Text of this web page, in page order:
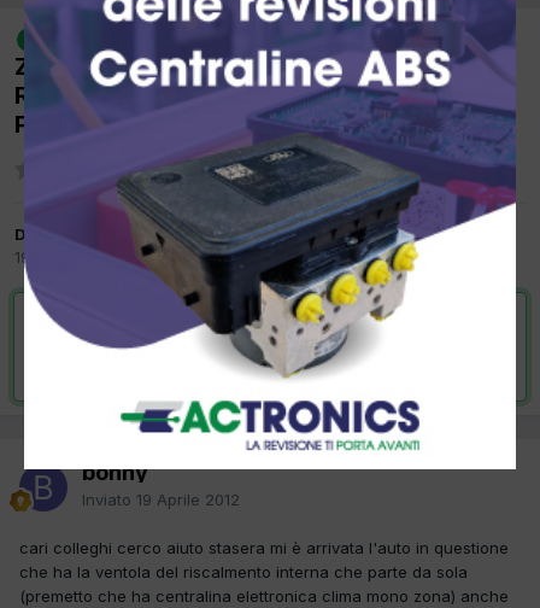
risolto
[OPEL MERIVA-A 05/2006 1700cc
Z17DTH 88Kw Diesel] VENTOLA
RISCALDAMENTO STERZANDO A DESTRA
PARTE ALL
Da bonny
19 Aprile 2012inClima
VAI ALLA SOLUZIONE
Risolta da bonny,25 Maggio 2012
bonny
Inviato 19 Aprile 2012
cari colleghi cerco aiuto stasera mi è arrivata l'auto in questione
che ha la ventola del riscalmento interna che parte da sola
(premetto che ha centralina elettronica clima mono zona) anche